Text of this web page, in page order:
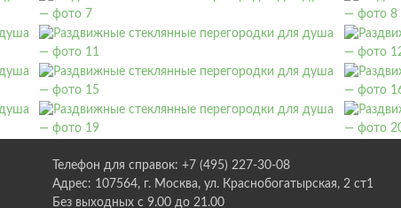
Телефон для справок: +7 (495) 227-30-08
Адрес: 107564, г. Москва, ул. Краснобогатырская, 2 ст1
Без выходных с 9.00 до 21.00